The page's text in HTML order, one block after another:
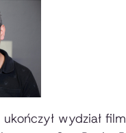
wydział